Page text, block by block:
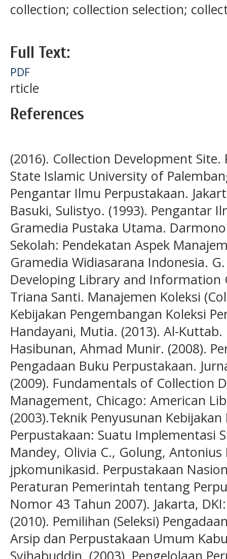
collection; collection selection;
Full Text:
PDF
rticle
References
(2016). Collection Development
State Islamic University of
Pengantar Ilmu Perpustakaan.
Basuki, Sulistyo. (1993). Pengantar
Gramedia Pustaka Utama.
Sekolah: Pendekatan Aspek
Gramedia Widiasarana Indonesia.
Developing Library and Information
Triana Santi. Manajemen Koleksi
Kebijakan Pengembangan Koleksi
Handayani, Mutia. (2013). Al-Kuttab.
Hasibunan, Ahmad Munir. (2008).
Pengadaan Buku Perpustakaan.
(2009). Fundamentals of Collection
Management, Chicago: American
(2003).Teknik Penyusunan
Perpustakaan: Suatu Implementasi
Mandey, Olivia C., Golung,
jpkomunikasid. Perpustakaan
Peraturan Pemerintah tentang
Nomor 43 Tahun 2007). Jakarta,
(2010). Pemilihan (Seleksi)
Arsip dan Perpustakaan Umum
Syihabuddin. (2003). Pengelolaan